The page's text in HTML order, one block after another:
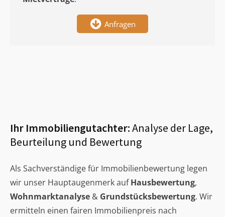
Anfragen
Ihr Immobiliengutachter:Analyse der Lage,
Beurteilung und Bewertung
Als Sachverständige für Immobilienbewertung legen
wir unser Hauptaugenmerk aufHausbewertung,
Wohnmarktanalyse & Grundstücksbewertung. Wir
ermitteln einen fairen Immobilienpreis nach